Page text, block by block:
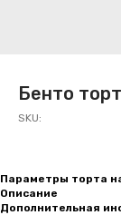
Бенто
SKU:
Параметры торта
Описание
Дополнительная